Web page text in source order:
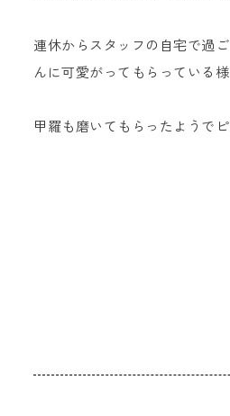
連休からスタッフの自宅で過
んに可愛がってもらっている様
甲羅も磨いてもらったようで